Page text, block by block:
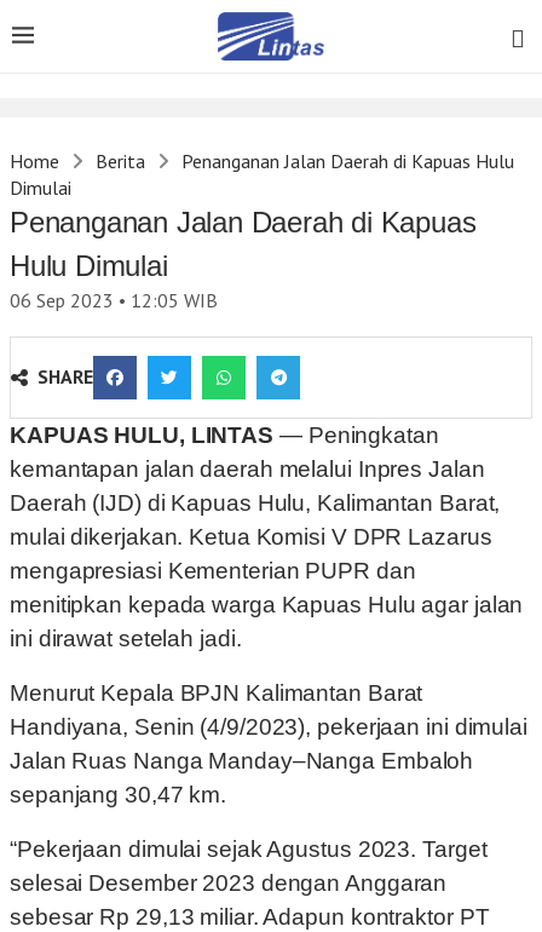
Home Berita
Penanganan Jalan Daerah di Kapuas Hulu
Dimulai
Penanganan Jalan Daerah di Kapuas
Hulu Dimulai
06 Sep 2023 • 12:05 WIB
SHARE
KAPUAS HULU, LINTAS — Peningkatan
kemantapan jalan daerah melalui Inpres Jalan
Daerah (IJD) di Kapuas Hulu, Kalimantan Barat,
mulai dikerjakan. Ketua Komisi V DPR Lazarus
mengapresiasi Kementerian PUPR dan
menitipkan kepada warga Kapuas Hulu agar jalan
ini dirawat setelah jadi.
Menurut Kepala BPJN Kalimantan Barat
Handiyana, Senin (4/9/2023), pekerjaan ini dimulai
Jalan Ruas Nanga Manday–Nanga Embaloh
sepanjang 30,47 km.
“Pekerjaan dimulai sejak Agustus 2023. Target
selesai Desember 2023 dengan Anggaran
sebesar Rp 29,13 miliar. Adapun kontraktor PT